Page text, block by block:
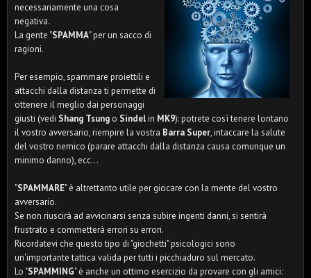
necessariamente una cosa
negativa.
La gente "SPAMMA" per un sacco di
ragioni.
Per esempio, spammare proiettili e
attacchi dalla distanza ti permette di
ottenere il meglio dai personaggi
giusti (vedi Shang Tsung o Sindelin MK9): potrete così tenere lontano
il vostro avversario, riempire la vostra Barra Super, intaccare la salute
del vostro nemico (parare attacchi dalla distanza causa comunque un
minimo danno), ecc...
"SPAMMARE" è altrettanto utile per giocare con la mente del vostro
avversario.
Se non riuscirà ad avvicinarsi senza subire ingenti danni, si sentirà
frustrato e commetterà errori su errori.
Ricordatevi che questo tipo di "giochetti" psicologici sono
un'importante tattica valida per tutti i picchiaduro sul mercato.
Lo "SPAMMING" è anche un ottimo esercizio da provare con gli amici: